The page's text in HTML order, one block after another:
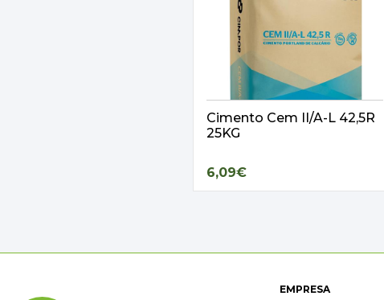
Cimento Cem II/A-L 42,5R
25KG
6,09€
EMPRESA